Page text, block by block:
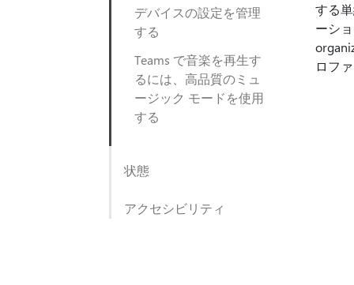
デバイスの設定を管理
する
Teams で音楽を再生す
るには、高品質のミュ
ージック モードを使用
する
状態
アクセシビリティ
する
ーシ
ロフ